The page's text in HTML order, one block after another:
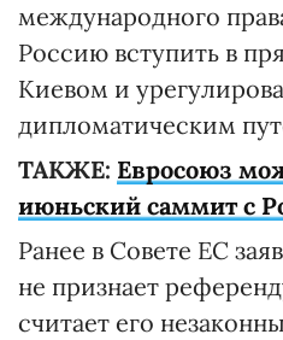
международного
Россию вступить в
Киевом и
дипломатическим
ТАКЖЕ: Евросоюз
июньский саммит с
Ранее в Совете ЕС
не признает
считает его